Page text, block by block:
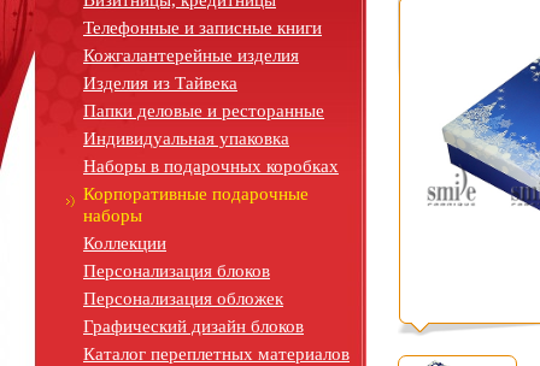
Телефонные и записные книги
Кожгалантерейные изделия
Изделия из Тайвека
Папки деловые и ресторанные
Индивидуальная упаковка
Наборы в подарочных коробках
Корпоративные подарочные
наборы
Коллекции
Персонализация блоков
Персонализация обложек
Графический дизайн блоков
Каталог переплетных материалов